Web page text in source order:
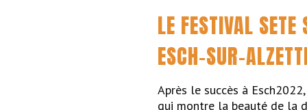
LE FESTIVAL
ESCH-SUR-
Après le succès à
qui montre la beauté de la